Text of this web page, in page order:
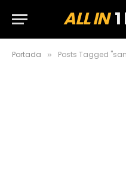
ALL IN
Portada » Posts Tagged